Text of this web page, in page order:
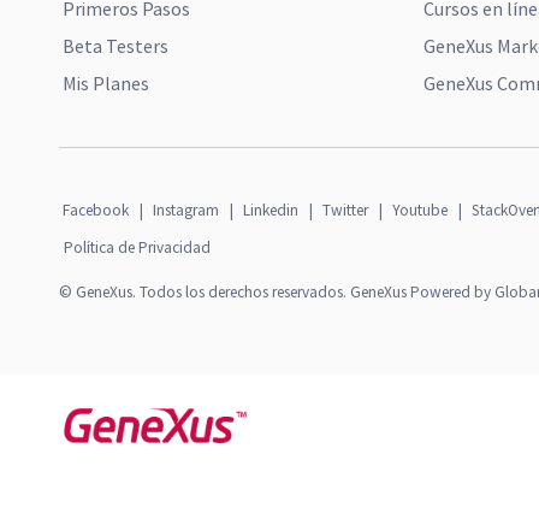
Primeros Pasos
Beta Testers
Mis Planes
Cursos en
GeneXus
GeneXus
Facebook | Instagram | Linkedin | Twitter | Youtube |
Política de Privacidad
© GeneXus. Todos los derechos reservados. GeneXus Powered by